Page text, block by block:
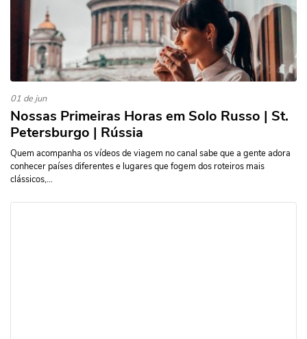
01 de jun
Nossas Primeiras Horas em Solo Russo | St.
Petersburgo | Rússia
Quem acompanha os vídeos de viagem no canal sabe que a gente adora
conhecer países diferentes e lugares que fogem dos roteiros mais
clássicos,...